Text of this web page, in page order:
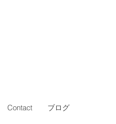
Contact ブログ